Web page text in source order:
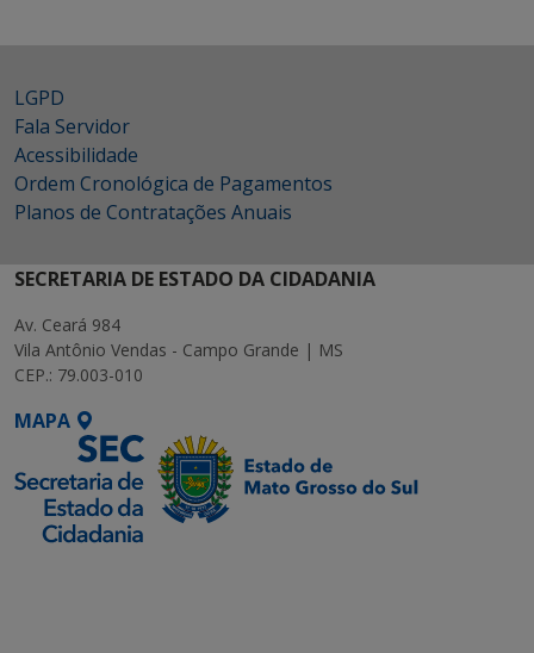
LGPD
Fala Servidor
Acessibilidade
Ordem Cronológica de Pagamentos
Planos de Contratações Anuais
SECRETARIA DE ESTADO DA CIDADANIA
Av. Ceará 984
Vila Antônio Vendas - Campo Grande | MS
CEP.: 79.003-010
MAPA